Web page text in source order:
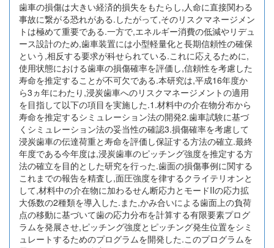
歯車の損傷は大きい経済的損失をもたらし,人命に直接関わる
事故に繋がる恐れがある.したがって,そのリスクマネージメン
トは極めて重要である.一方で,エネルギー消費の低減やリデュ
ース設計のため,歯車装置には小型軽量化と長期信頼性の確保
という,相反する要求が科せられている.これに応えるために,
使用状態における歯車の損傷確率を評価し,信頼性を考慮した
寿命を推定することが不可欠である.本研究は,平成16年度か
ら3ヵ年にわたり,浸炭歯車へのリスクマネージメントの適用
を目指して以下の項目を実施した.1.材料中の介在物分布から
寿命を推定するシミュレーション法の開発2.歯車試験に基づ
くシミュレーション法の妥当性の確認3.損傷確率を考慮して
浸炭歯車の伝達荷重と寿命を評価し保証する方法の確立.最終
年度である今年度は,浸炭歯車のピッチング強度を推定する方
法の確立を目的とした研究を行った.歯面の損傷事例に関する
これまでの報告を精査し,面圧強度を律するクライテリオンと
して,材料中の介在物に加わるせん断応力とモードIIの応力拡
大係数の2種類を導入した.また,かみ合いによる歯面上の負荷
点の移動に基づいて歯の応力分布を計算する有限要素プログ
ラムを発展させ,ピッチング強度とピッチング発生位置をシミ
ュレートするためのプログラムを開発した.このプログラムを